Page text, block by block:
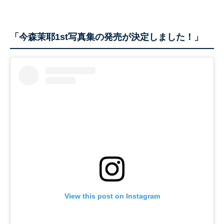
「今森茉耶1st写真集の発売が決定しました！」
View this post on Instagram